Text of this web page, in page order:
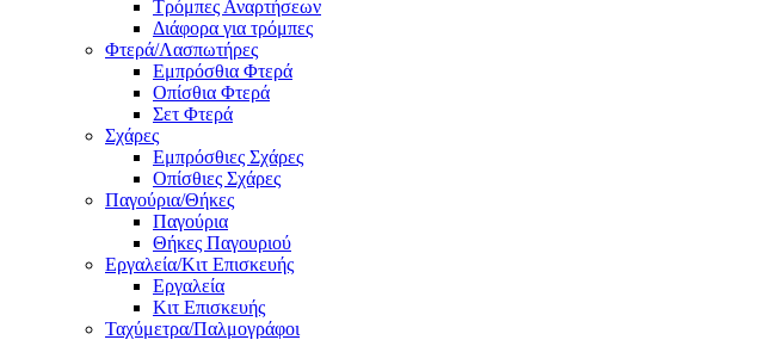
Τρόμπες Αναρτήσεων
Διάφορα για τρόμπες
Φτερά/Λασπωτήρες
Εμπρόσθια Φτερά
Οπίσθια Φτερά
Σετ Φτερά
Σχάρες
Εμπρόσθιες Σχάρες
Οπίσθιες Σχάρες
Παγούρια/Θήκες
Παγούρια
Θήκες Παγουριού
Εργαλεία/Κιτ Επισκευής
Εργαλεία
Κιτ Επισκευής
Ταχύμετρα/Παλμογράφοι